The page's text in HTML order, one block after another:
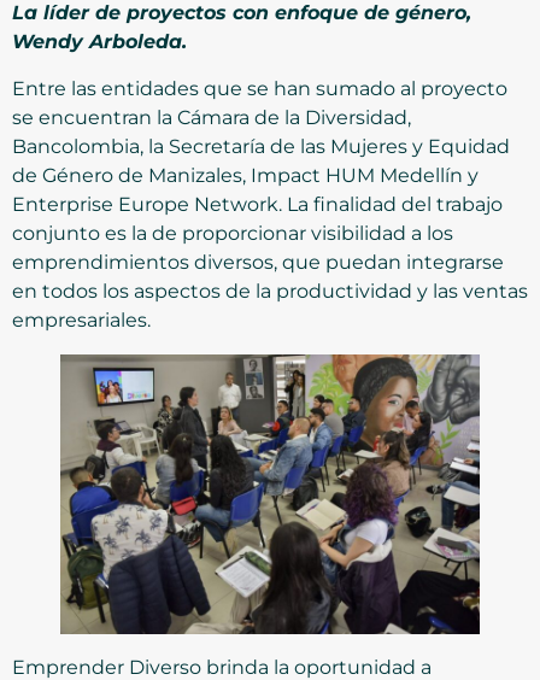
La líder de proyectos con enfoque de género,
Wendy Arboleda.
Entre las entidades que se han sumado al proyecto
se encuentran la Cámara de la Diversidad,
Bancolombia, la Secretaría de las Mujeres y Equidad
de Género de Manizales, Impact HUM Medellín y
Enterprise Europe Network. La finalidad del trabajo
conjunto es la de proporcionar visibilidad a los
emprendimientos diversos, que puedan integrarse
en todos los aspectos de la productividad y las ventas
empresariales.
Emprender Diverso brinda la oportunidad a